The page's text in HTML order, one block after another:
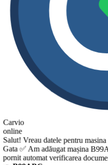
Vreau datele pentru masina
✅ Am adăugat mașina
automat verificarea
B99ABC